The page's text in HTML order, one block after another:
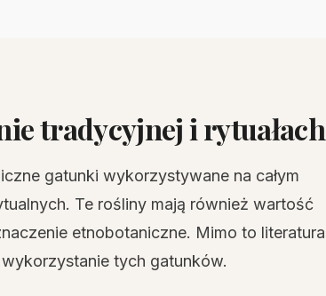
tradycyjnej i rytuałach
gatunki wykorzystywane na całym
Te rośliny mają również wartość
etnobotaniczne. Mimo to literatura
tych gatunków.